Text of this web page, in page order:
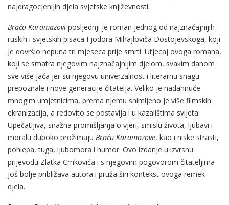
najdragocjenijih djela svjetske književnosti.
Braća Karamazovi posljednji je roman jednog od najznačajnijih
ruskih i svjetskih pisaca Fjodora Mihajloviča Dostojevskoga, koji
je dovršio nepuna tri mjeseca prije smrti. Utjecaj ovoga romana,
koji se smatra njegovim najznačajnijim djelom, svakim danom
sve više jača jer su njegovu univerzalnost i literarnu snagu
prepoznale i nove generacije čitatelja. Veliko je nadahnuće
mnogim umjetnicima, prema njemu snimljeno je više filmskih
ekranizacija, a redovito se postavlja i u kazalištima svijeta.
Upečatljiva, snažna promišljanja o vjeri, smislu života, ljubavi i
moralu duboko prožimaju Braću Karamazove, kao i niske strasti,
pohlepa, tuga, ljubomora i humor. Ovo izdanje u izvrsnu
prijevodu Zlatka Crnkovića i s njegovim pogovorom čitateljima
još bolje približava autora i pruža širi kontekst ovoga remek-
djela.